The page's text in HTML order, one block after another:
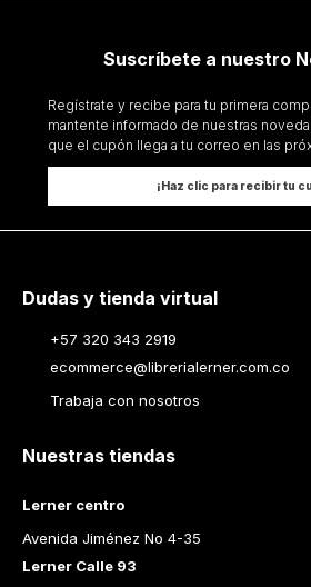
Suscríbete a nuestro
Regístrate y recibe para tu primera
mantente informado de nuestras
que el cupón llega a tu correo en las
¡Haz clic para recibir tu
Dudas y tienda virtual
+57 320 343 2919
ecommerce@librerialerner.com.co
Trabaja con nosotros
Nuestras tiendas
Lerner centro
Avenida Jiménez No 4-35
Lerner Calle 93